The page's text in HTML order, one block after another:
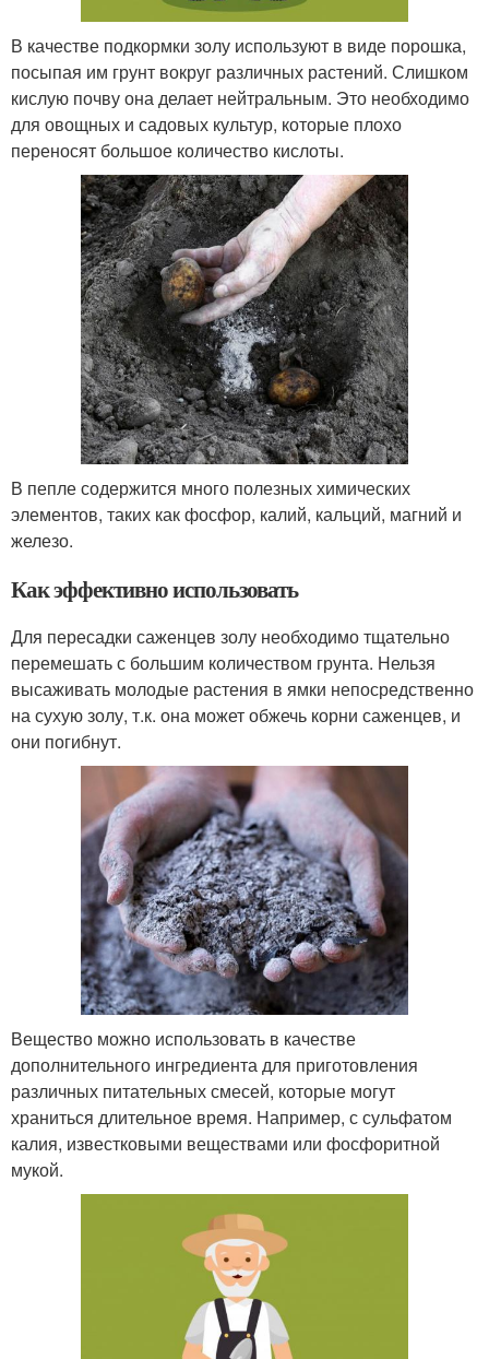
В качестве подкормки золу используют в виде порошка,
посыпая им грунт вокруг различных растений. Слишком
кислую почву она делает нейтральным. Это необходимо
для овощных и садовых культур, которые плохо
переносят большое количество кислоты.
В пепле содержится много полезных химических
элементов, таких как фосфор, калий, кальций, магний и
железо.
Как эффективно использовать
Для пересадки саженцев золу необходимо тщательно
перемешать с большим количеством грунта. Нельзя
высаживать молодые растения в ямки непосредственно
на сухую золу, т.к. она может обжечь корни саженцев, и
они погибнут.
Вещество можно использовать в качестве
дополнительного ингредиента для приготовления
различных питательных смесей, которые могут
храниться длительное время. Например, с сульфатом
калия, известковыми веществами или фосфоритной
мукой.